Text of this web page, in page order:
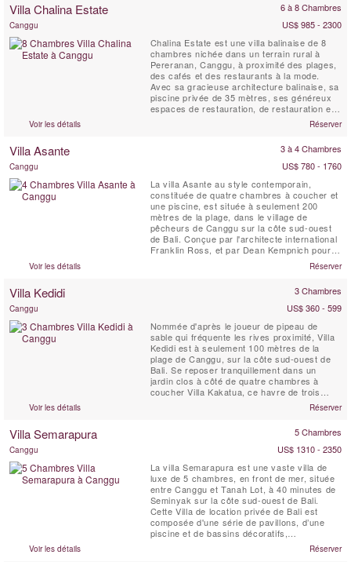
Villa Chalina Estate 6 à 8 Chambres
Canggu
US$ 985 - 2300
Chalina Estate est une villa balinaise de 8
chambres nichée dans un terrain rural à
Pereranan, Canggu, à proximité des plages,
des cafés et des restaurants à la mode.
Avec sa gracieuse architecture balinaise, sa
piscine privée de 35 mètres, ses généreux
espaces de restauration, de restauration et
de divertissement, son personnel et son chef
à temps plein, sa proximité avec les points
paysagers, le domaine est l'une des villas
Voir les détails Réserver
Villa Asante 3 à 4 Chambres
Canggu
US$ 780 - 1760
La villa Asante au style contemporain,
constituée de quatre chambres à coucher et
une piscine, est située à seulement 200
mètres de la plage, dans le village de
pêcheurs de Canggu sur la côte sud-ouest
de Bali. Conçue par l'architecte international
Franklin Ross, et par Dean Kempnich pour la
décoration intérieure, cette charmante
propriété est l’étude de la symétrie parfaite,
un grand jardin clos, avec une piscine de 20
Voir les détails Réserver
Villa Kedidi 3 Chambres
Canggu
US$ 360 - 599
Nommée d'après le joueur de pipeau de
sable qui fréquente les rives proximité, Villa
Kedidi est à seulement 100 mètres de la
plage de Canggu, sur la côte sud-ouest de
Bali. Se reposer tranquillement dans un
jardin clos à côté de quatre chambres à
coucher Villa Kakatua, ce havre de trois
chambres, la maison balinaise excellence.
La villa est conçue dans un style traditionnel
solides soutenant hauts plafonds Serapwood
Voir les détails Réserver
Villa Semarapura 5 Chambres
Canggu
US$ 1310 - 2350
La villa Semarapura est une vaste villa de
luxe de 5 chambres, en front de mer, située
entre Canggu et Tanah Lot, à 40 minutes de
Seminyak sur la côte sud-ouest de Bali.
Cette Villa de location privée de Bali est
composée d'une série de pavillons, d’une
piscine et de bassins décoratifs,
tranquillement répartis tout du long sur une
étendue vallonnée de pelouses de 5000
Voir les détails Réserver